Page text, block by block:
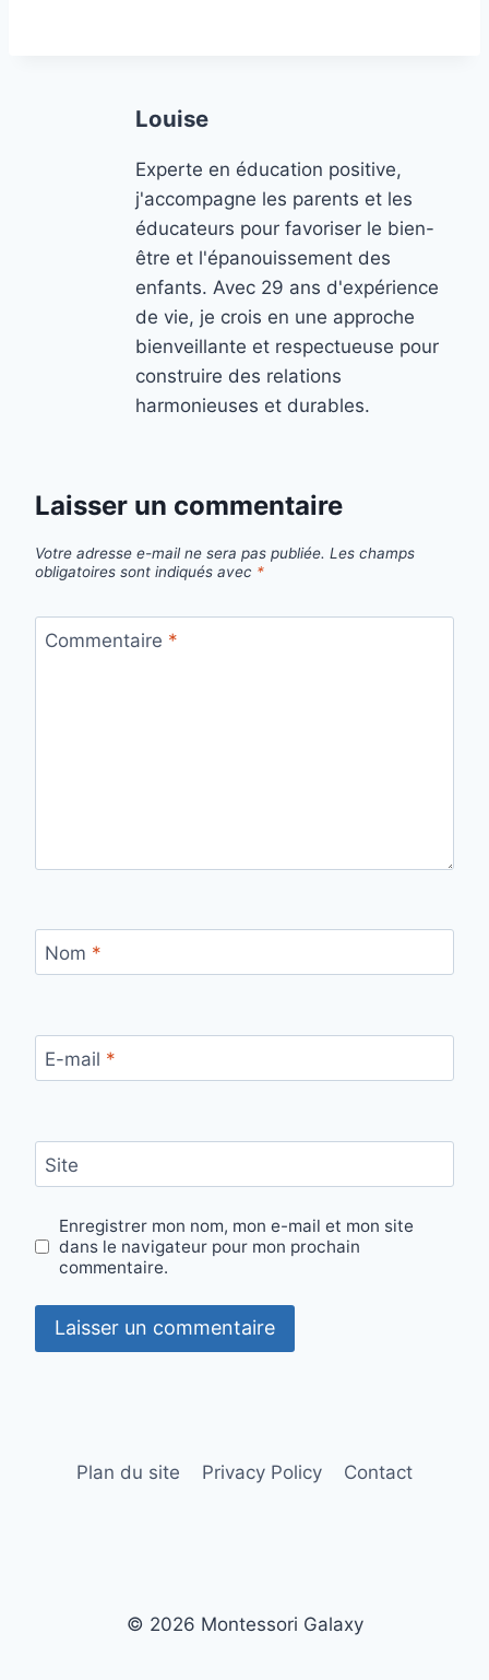
Louise
Experte en éducation positive,
j'accompagne les parents et les
éducateurs pour favoriser le bien-
être et l'épanouissement des
enfants. Avec 29 ans d'expérience
de vie, je crois en une approche
bienveillante et respectueuse pour
construire des relations
harmonieuses et durables.
Laisser un commentaire
Votre adresse e-mail ne sera pas publiée. Les champs
obligatoires sont indiqués avec *
Commentaire *
Nom *
E-mail *
Site
Enregistrer mon nom, mon e-mail et mon site
dans le navigateur pour mon prochain
commentaire.
Plan du site Privacy Policy Contact
© 2026 Montessori Galaxy